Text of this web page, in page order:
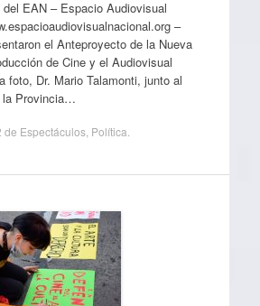
del EAN – Espacio Audiovisual
–
el Anteproyecto de la Nueva
de Cine y el Audiovisual
foto, Dr. Mario Talamonti, junto al
la Provincia…
de Espectáculos, Política